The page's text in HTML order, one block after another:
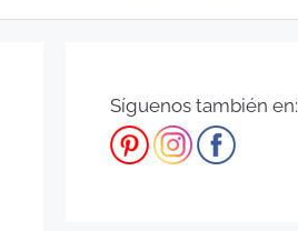
Síguenos también en: